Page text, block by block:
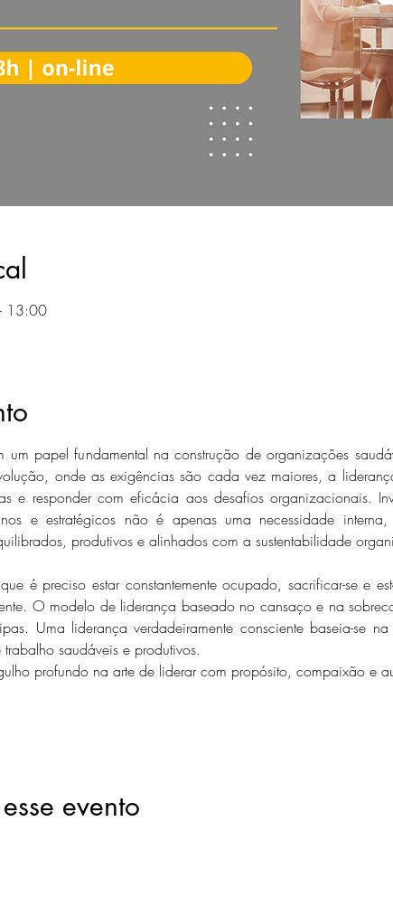
13:00
um papel fundamental na construção de organizações
onde as exigências são cada vez maiores, a
e responder com eficácia aos desafios organizacionais.
e estratégicos não é apenas uma necessidade
produtivos e alinhados com a sustentabilidade
é preciso estar constantemente ocupado, sacrificar-se e
O modelo de liderança baseado no cansaço e na
Uma liderança verdadeiramente consciente baseia-se
saudáveis e produtivos.
profundo na arte de liderar com propósito, compaixão e
evento